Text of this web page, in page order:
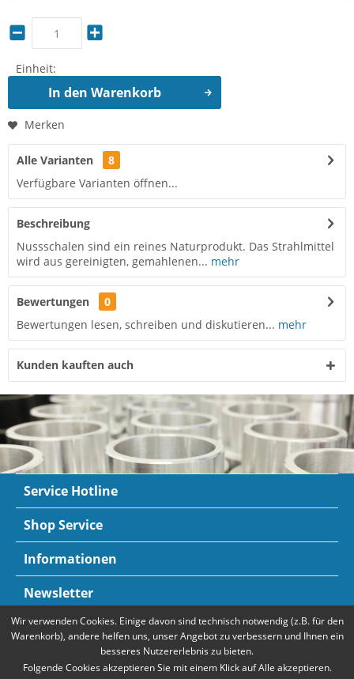
Einheit:
In den Warenkorb
Merken
Alle Varianten
8
Verfügbare Varianten öffnen...
Beschreibung
Nussschalen sind ein reines Naturprodukt. Das Strahlmittel
wird aus gereinigten, gemahlenen... mehr
Bewertungen
0
Bewertungen lesen, schreiben und diskutieren... mehr
Kunden kauften auch
Service Hotline
Shop Service
Informationen
Newsletter
Zahlungsarten Mehr Informationen
Wir verwenden Cookies. Einige davon sind technisch notwendig (z.B. für den
Warenkorb), andere helfen uns, unser Angebot zu verbessern und Ihnen ein
besseres Nutzererlebnis zu bieten.
Folgende Cookies akzeptieren Sie mit einem Klick auf Alle akzeptieren.